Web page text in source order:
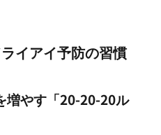
イアイ予防の習慣
増やす「20-20-20ル